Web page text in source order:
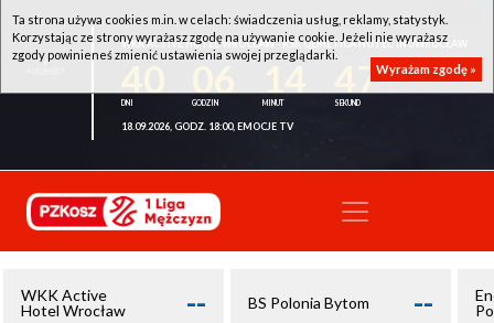
WKK ACTIVE HOTEL WROCŁAW - KSK QEMETICA NOTEĆ INOWROCŁAW
47
18.09.2026, GODZ. 18:00, EMOCJE TV
WKK Active
Hotel Wrocław
-- BS Polonia Bytom --
Ta strona używa cookies m.in. w celach: świadczenia usług, reklamy, statystyk.
Korzystając ze strony wyrażasz zgodę na używanie cookie. Jeżeli nie wyrażasz
zgody powinieneś zmienić ustawienia swojej przeglądarki.
Wyrażam zgodę »